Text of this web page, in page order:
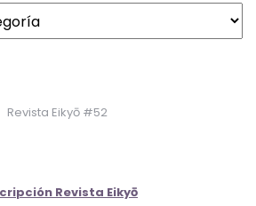
Revista Eikyō #52
Revista Eikyō